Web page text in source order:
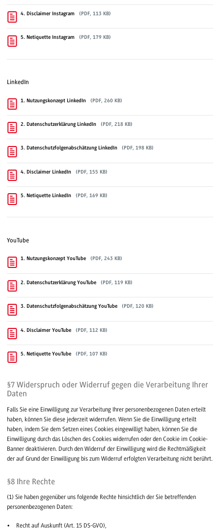
4. Disclaimer Instagram (PDF, 113 KB)
5. Netiquette Instagram (PDF, 179 KB)
LinkedIn
1. Nutzungskonzept LinkedIn (PDF, 260 KB)
2. Datenschutzerklärung LinkedIn (PDF, 218 KB)
3. Datenschutzfolgenabschätzung LinkedIn (PDF, 198 KB)
4. Disclaimer LinkedIn (PDF, 155 KB)
5. Netiquette LinkedIn (PDF, 169 KB)
YouTube
1. Nutzungskonzept YouTube (PDF, 243 KB)
2. Datenschutzerklärung YouTube (PDF, 119 KB)
3. Datenschutzfolgenabschätzung YouTube (PDF, 120 KB)
4. Disclaimer YouTube (PDF, 112 KB)
5. Netiquette YouTube (PDF, 107 KB)
§7 Widerspruch oder Widerruf gegen die Verarbeitung Ihrer
Daten
Falls Sie eine Einwilligung zur Verarbeitung Ihrer personenbezogenen Daten erteilt
haben, können Sie diese jederzeit widerrufen. Wenn Sie die Einwilligung erteilt
haben, indem Sie dem Setzen eines Cookies eingewilligt haben, können Sie die
Einwilligung durch das Löschen des Cookies widerrufen oder den Cookie im Cookie-
Banner deaktivieren. Durch den Widerruf der Einwilligung wird die Rechtmäßigkeit
der auf Grund der Einwilligung bis zum Widerruf erfolgten Verarbeitung nicht berührt.
§8 Ihre Rechte
(1) Sie haben gegenüber uns folgende Rechte hinsichtlich der Sie betreffenden
personenbezogenen Daten:
Recht auf Auskunft (Art. 15 DS-GVO),